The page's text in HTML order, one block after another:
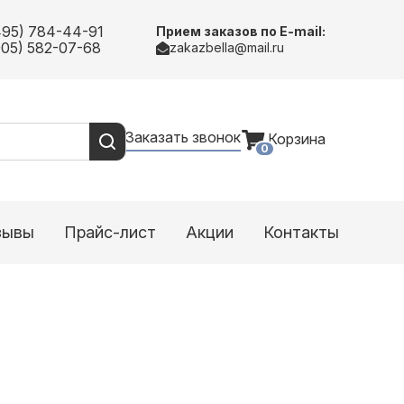
784-44-91
582-07-68
Прием заказов по E-mail:
zakazbella@mail.ru
Заказать звонок Корзина
0
Прайс-лист Акции Контакты